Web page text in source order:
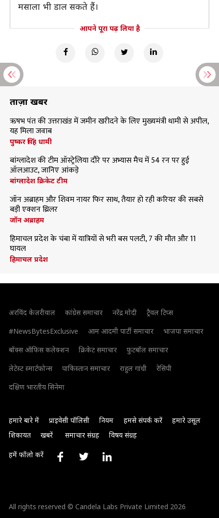
मसाला भी डाल सकते हैं।
आपने पूरा पढ़ लिया है
ताज़ा खबरें
ऋषभ पंत की उत्तराखंड में जमीन खरीदने के लिए मुख्यमंत्री धामी से अपील,
यह मिला जवाब
पुष्कर सिंह धामी
बांग्लादेश की टीम ऑस्ट्रेलिया दौरे पर अभ्यास मैच में 54 रन पर हुई
ऑलआउट, जानिए आंकड़े
बांग्लादेश क्रिकेट टीम
जॉन अब्राहम और शिवम नायर फिर साथ, तैयार हो रही करियर की सबसे
बड़ी एक्शन थ्रिलर
जॉन अब्राहम
हिमाचल प्रदेश के चंबा में यात्रियों से भरी बस पलटी, 7 की मौत और 11
घायल
हिमाचल प्रदेश
अरविंद केजरीवाल कांग्रेस समाचार नरेंद्र मोदी
ट्रैवल टिप्स
#NewsBytesExclusive
आम आदमी पार्टी समाचार
भाजपा समाचार
बॉक्स ऑफिस कलेक्शन
क्रिकेट समाचार
फुटबॉल समाचार
लेटेस्ट स्मार्टफोन्स
पाकिस्तान समाचार राहुल गांधी
रेसिपी
दक्षिण भारतीय सिनेमा
हमारे बारे में प्राइवेसी पॉलिसी नियम हमसे संपर्क करें
हमारे उसूल
शिकायत
खबरें समाचार संग्रह विषय संग्रह
हमें फॉलो करें
All rights reserved © Candela Labs Private Limited 2026